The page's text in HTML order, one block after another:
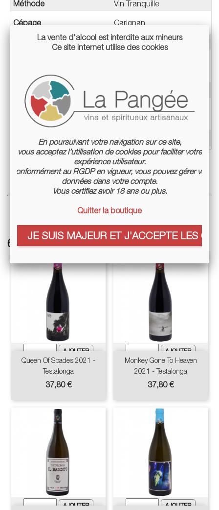
Méthode Vin Tranquille
Cépage Carignan
Millésime 2017
Teneur en alcool 12%
Mode de culture
Culture biologique non
certifiée
Conditionnement Bouteille 75cl
6 autres références associées :
Queen Of Spades 2021 -
Testalonga
Prix
37,80 €
Monkey Gone To Heaven
2021 - Testalonga
Prix
37,80 €
La vente d'alcool est interdite aux mineurs
Ce site internet utilise des cookies
En poursuivant votre navigation sur ce site,
vous acceptez l’utilisation de cookies pour faciliter votre
expérience utilisateur.
Conformément au RGDP en vigueur, vous pouvez gérer vos
données dans votre compte.
Vous certifiez avoir 18 ans ou plus.
Quitter la boutique
JE SUIS MAJEUR ET J'ACCEPTE LES